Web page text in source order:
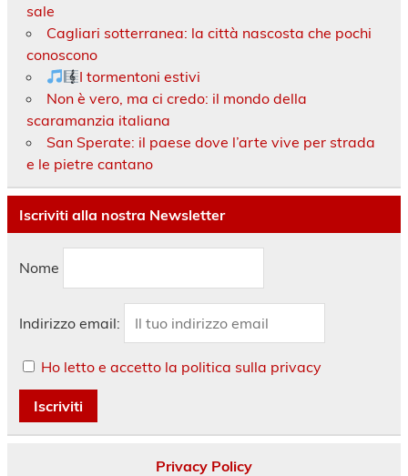
sale
Cagliari sotterranea: la città nascosta che pochi
conoscono
I tormentoni estivi
Non è vero, ma ci credo: il mondo della
scaramanzia italiana
San Sperate: il paese dove l’arte vive per strada
e le pietre cantano
Iscriviti alla nostra Newsletter
Nome
Indirizzo email:
Ho letto e accetto la politica sulla privacy
Privacy Policy